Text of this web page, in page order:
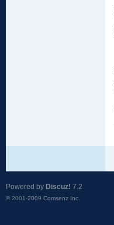
Powered by Discuz! 7.2
© 2001-2009 Comsenz Inc.